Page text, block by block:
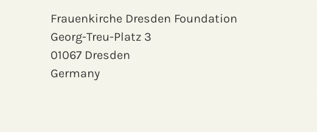
Frauenkirche Dresden Foundation
Georg-Treu-Platz 3
01067 Dresden
Germany